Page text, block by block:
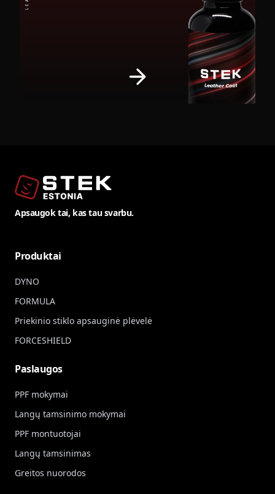
Apsaugok tai, kas tau svarbu.
Produktai
DYNO
FORMULA
Priekinio stiklo apsauginė plėvelė
FORCESHIELD
Paslaugos
PPF mokymai
Langų tamsinimo mokymai
PPF montuotojai
Langų tamsinimas
Greitos nuorodos